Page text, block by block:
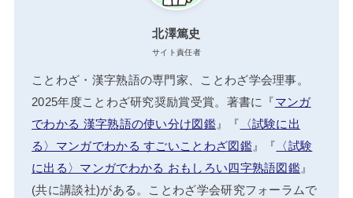
北澤篤史
サイト責任者
ことわざ・漢字熟語の専門家、ことわざ学会理事。
2025年度ことわざ研究奨励賞受賞。著書に『マンガ
でわかる 漢字熟語の使い分け図鑑』『 〈試験に出
る〉マンガでわかる すごいことわざ図鑑』『 〈試験
に出る〉マンガでわかる おもしろい四字熟語図鑑』
(共に講談社)がある。ことわざ学会研究フォーラムで